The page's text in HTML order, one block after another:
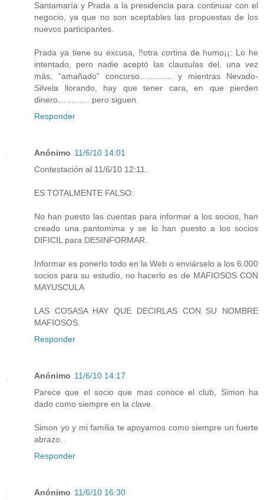
Santamaría y Prada a la presidencia para continuar con el
negocio, ya que no son aceptables las propuestas de los
nuevos participantes.
Prada ya tiene su excusa, !!otra cortina de humo¡¡: Lo he
intentado, pero nadie aceptó las clausulas del, una vez
más, “amañado” concurso………… y mientras Nevado-
Silvela llorando, hay que tener cara, en que pierden
dinero………... pero siguen.
Responder
Anónimo 11/6/10 14:01
Contestación al 11/6/10 12:11.
ES TOTALMENTE FALSO:
No han puesto las cuentas para informar a los socios, han
creado una pantomima y se lo han puesto a los socios
DIFICIL para DESINFORMAR.
Informar es ponerlo todo en la Web o enviárselo a los 6.000
socios para su estudio, no hacerlo es de MAFIOSOS CON
MAYUSCULA
LAS COSASA HAY QUE DECIRLAS CON SU NOMBRE
MAFIOSOS.
Responder
Anónimo 11/6/10 14:17
Parece que el socio que mas conoce el club, Simon ha
dado como siempre en la clave.
Simon yo y mi familia te apoyamos como siempre un fuerte
abrazo.
Responder
Anónimo 11/6/10 16:30